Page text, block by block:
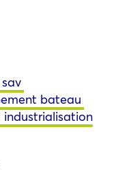
bateau
industrialisation